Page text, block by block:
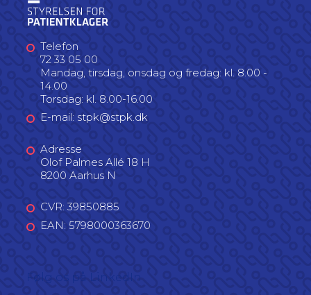
Telefon
72 33 05 00
Mandag, tirsdag, onsdag og fredag: kl. 8.00 -
14.00
Torsdag: kl. 8.00-16.00
E-mail: stpk@stpk.dk
Adresse
Olof Palmes Allé 18 H
8200 Aarhus N
CVR: 39850885
EAN: 5798000363670